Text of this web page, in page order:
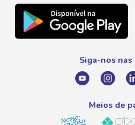
Natal
Promoção Fim de Ano
Telefone
0800 016 6680
Siga-nos nas
Meios de